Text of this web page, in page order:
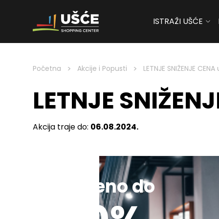
Skip to content
ISTRAŽI UŠĆE
Početna > Akcije i Popusti > LETNJE SNIŽENJE
LETNJE
Akcija traje do: 06.08.2024.
Sniženo do